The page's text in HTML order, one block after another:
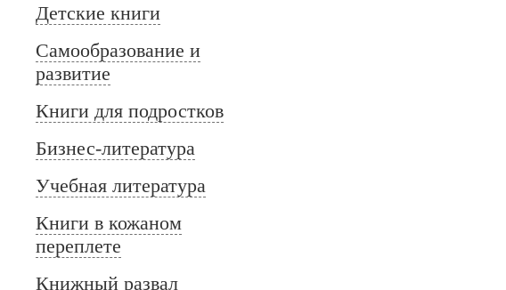
Детские книги
Самообразование и
развитие
Книги для подростков
Бизнес-литература
Учебная литература
Книги в кожаном
переплете
Книжный развал